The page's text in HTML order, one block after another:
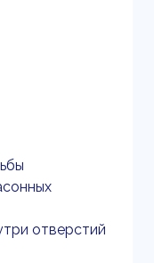
отверстий